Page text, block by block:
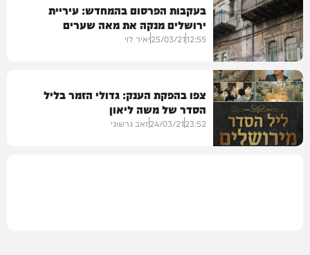
גלריות
בארץ
בעקבות הפרסום בהמחדש: עיריית
ירושלים מנקה את מאה שערים
12:55
25/03/21יאיר לוי
צפו בהפקת הענק: גדולי הזמר בליל
הסדר של משה ליאון
23:52
24/03/21זאב גרשוני